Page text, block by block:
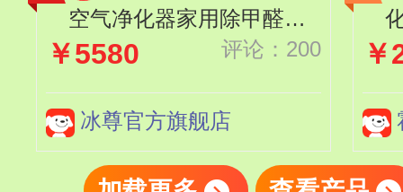
空气净化器家用除甲醛除
菌99.99%空气消毒机2350
器标配
￥5580 评论：200
冰尊官方旗舰店
￥